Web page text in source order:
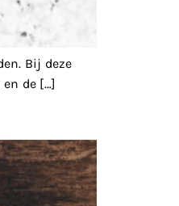
Bij deze
de […]